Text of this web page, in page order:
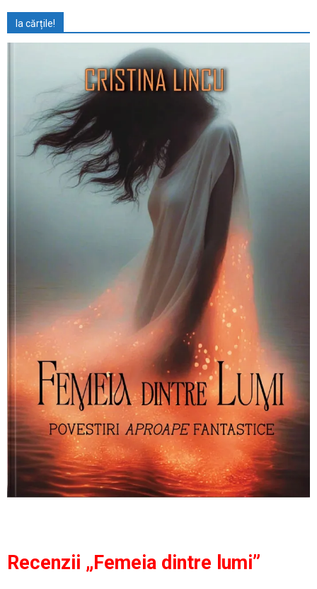
Ia cărțile!
Recenzii „Femeia dintre lumi”